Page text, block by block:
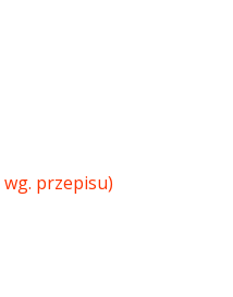
przepisu)